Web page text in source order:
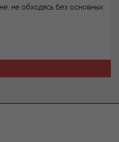
не обходясь без основных